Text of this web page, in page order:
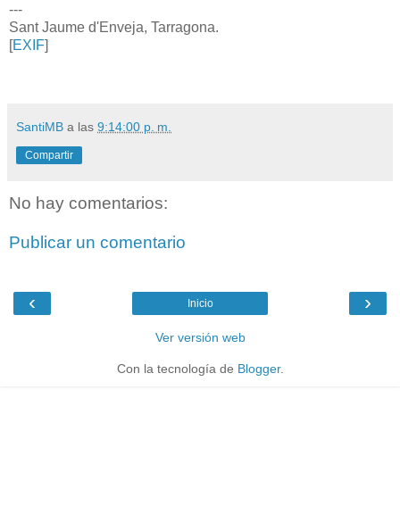
---
Sant Jaume d'Enveja, Tarragona.
[EXIF]
SantiMB a las 9:14:00 p. m.
Compartir
No hay comentarios:
Publicar un comentario
‹ ›
Inicio
Ver versión web
Con la tecnología de Blogger.